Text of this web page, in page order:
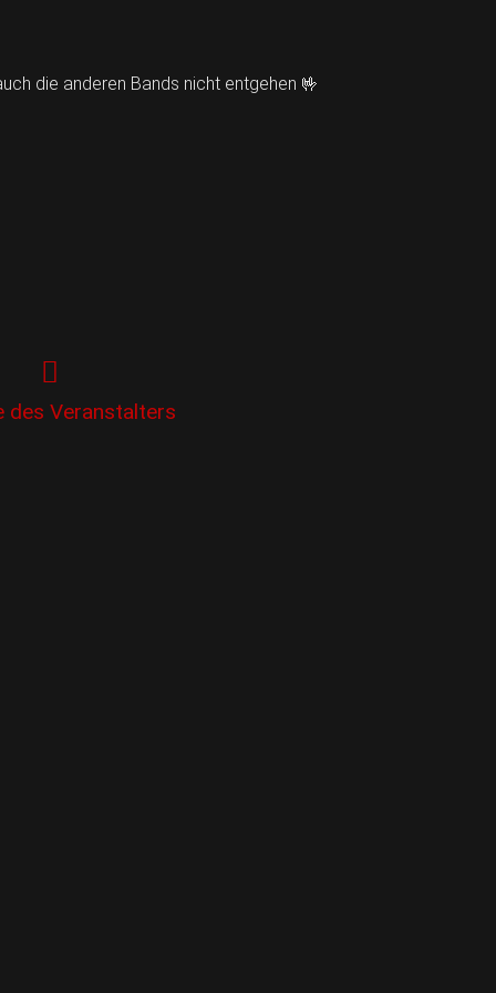
die anderen Bands nicht entgehen 🤟
des Veranstalters